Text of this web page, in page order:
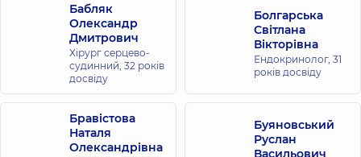
Бабляк
Олександр
Дмитрович
Хірург серцево-
судинний, 32 років
досвіду
Болгарська
Світлана
Вікторівна
Ендокринолог, 31
років досвіду
Бравістова
Наталя
Олександрівна
Буяновський
Руслан
Васильович